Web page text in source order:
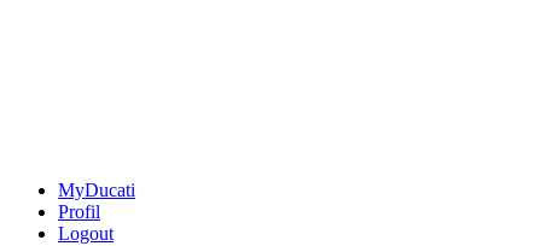
MyDucati
Profil
Logout